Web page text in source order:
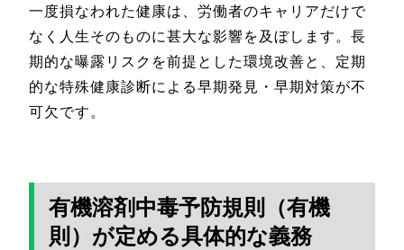
一度損なわれた健康は、労働者のキャリアだけで
なく人生そのものに甚大な影響を及ぼします。長
期的な曝露リスクを前提とした環境改善と、定期
的な特殊健康診断による早期発見・早期対策が不
可欠です。
有機溶剤中毒予防規則（有機
則）が定める具体的な義務